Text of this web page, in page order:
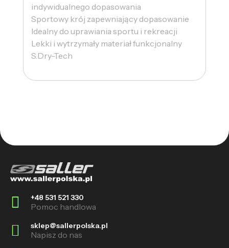
indywidualnego dopasowania
Sportowy krój zapewniający dopasowanie
Idealny do uprawiania sportu i rekreacji
Lekki i wytrzymały materiał funkcjonalny
S.Dry-Tech
+48 531 521 330
Pomoc handlowa
sklep@sallerpolska.pl
Napisz do nas